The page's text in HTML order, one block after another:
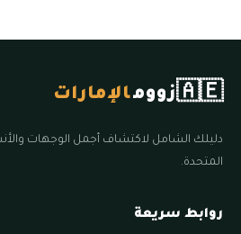
🇦🇪زوومالإمارات
دليلك الشامل لاكتشاف أجمل الوجهات
المتحدة.
روابط سريعة